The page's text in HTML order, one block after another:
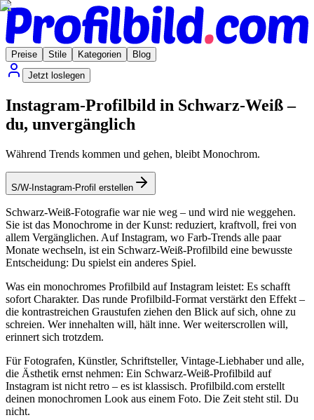
Preise Stile Kategorien
Blog
Jetzt loslegen
Instagram-Profilbild in Schwarz-Weiß –
du, unvergänglich
Während Trends kommen und gehen, bleibt Monochrom.
S/W-Instagram-Profil erstellen
Schwarz-Weiß-Fotografie war nie weg – und wird nie weggehen.
Sie ist das Monochrome in der Kunst: reduziert, kraftvoll, frei von
allem Vergänglichen. Auf Instagram, wo Farb-Trends alle paar
Monate wechseln, ist ein Schwarz-Weiß-Profilbild eine bewusste
Entscheidung: Du spielst ein anderes Spiel.
Was ein monochromes Profilbild auf Instagram leistet: Es schafft
sofort Charakter. Das runde Profilbild-Format verstärkt den Effekt –
die kontrastreichen Graustufen ziehen den Blick auf sich, ohne zu
schreien. Wer innehalten will, hält inne. Wer weiterscrollen will,
erinnert sich trotzdem.
Für Fotografen, Künstler, Schriftsteller, Vintage-Liebhaber und alle,
die Ästhetik ernst nehmen: Ein Schwarz-Weiß-Profilbild auf
Instagram ist nicht retro – es ist klassisch. Profilbild.com erstellt
deinen monochromen Look aus einem Foto. Die Zeit steht stil. Du
nicht.